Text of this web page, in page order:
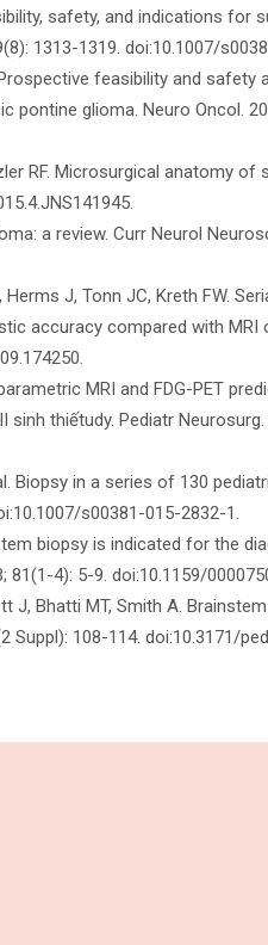
safety, and indications
1313-1319. doi:10.1007/
Prospective feasibility and
glioma. Neuro Oncol.
RF. Microsurgical anatomy
a review. Curr Neurol
Herms J, Tonn JC, Kreth FW.
accuracy compared with MRI
MRI and FDG-PET
thiếtudy. Pediatr Neurosurg.
Biopsy in a series of 130
s00381-015-2832-1.
biopsy is indicated for the
4): 5-9. doi:10.1159/
J, Bhatti MT, Smith A.
108-114. doi:10.3171/